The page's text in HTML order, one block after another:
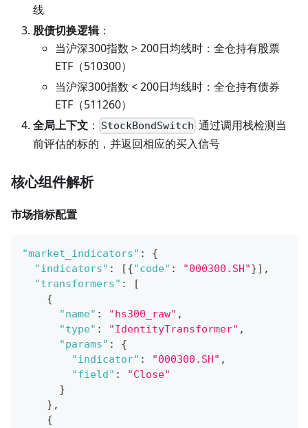
线
股债切换逻辑：
当沪深300指数 > 200日均线时：全仓持有股票
ETF（510300）
当沪深300指数 < 200日均线时：全仓持有债券
ETF（511260）
全局上下文 ： StockBondSwitch 通过调用栈检测当
前评估的标的，并返回相应的买入信号
核心组件解析
市场指标配置
"market_indicators" :
{
"indicators" : [{"code" : "000300.SH"}] ,
"transformers" :
[
{
"name" : "hs300_raw" ,
"type" : "IdentityTransformer" ,
"params" :
{
"indicator" : "000300.SH" ,
"field" :
"Close"
}
} ,
{